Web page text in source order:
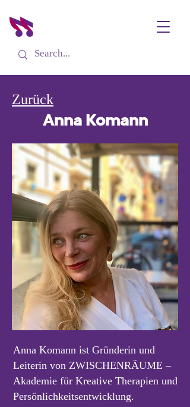
Zurück
Anna Komann
Anna Komann ist Gründerin und
Leiterin von ZWISCHENRÄUME –
Akademie für Kreative Therapien und
Persönlichkeitsentwicklung.